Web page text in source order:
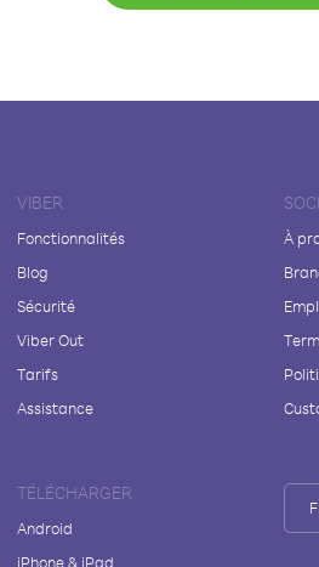
VIBER
Fonctionnalités
Blog
Sécurité
Viber Out
Tarifs
Assistance
À
TÉLÉCHARGER
Android
iPhone & iPad